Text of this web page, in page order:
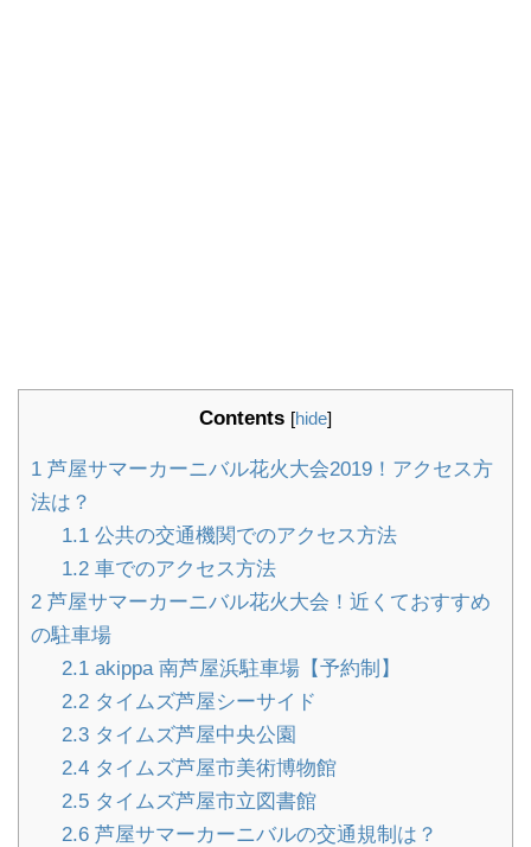
Contents [hide]
1 芦屋サマーカーニバル花火大会2019！アクセス方
法は？
1.1公共の交通機関でのアクセス方法
1.2車でのアクセス方法
2 芦屋サマーカーニバル花火大会！近くておすすめ
の駐車場
2.1akippa 南芦屋浜駐車場【予約制】
2.2タイムズ芦屋シーサイド
2.3タイムズ芦屋中央公園
2.4タイムズ芦屋市美術博物館
2.5タイムズ芦屋市立図書館
2.6芦屋サマーカーニバルの交通規制は？